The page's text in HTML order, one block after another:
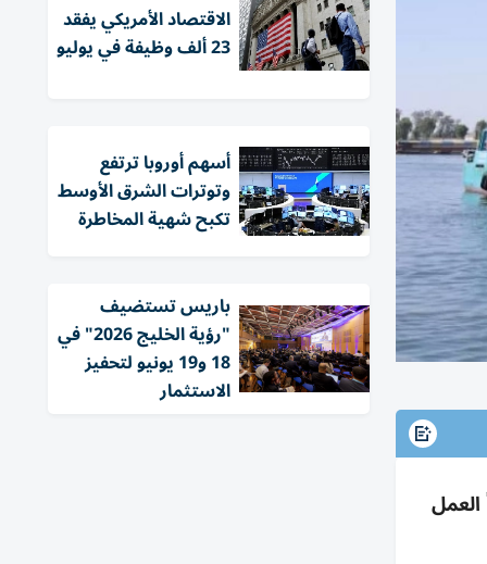
العمل
الاقتصاد الأمريكي يفقد
23 ألف وظيفة في يوليو
أسهم أوروبا ترتفع
وتوترات الشرق الأوسط
تكبح شهية المخاطرة
باريس تستضيف
"رؤية الخليج 2026" في
18 و19 يونيو لتحفيز
الاستثمار